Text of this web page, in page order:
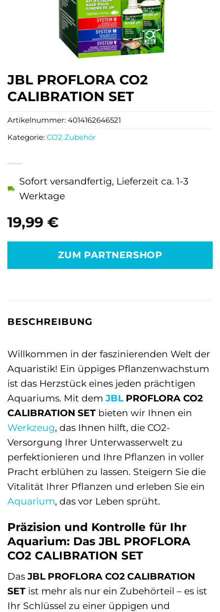
JBL PROFLORA CO2
CALIBRATION SET
19,99 €
Sofort versandfertig, Lieferzeit ca. 1-3
Werktage
ZUM PARTNERSHOP
Artikelnummer: 4014162646521
Kategorie: CO2 Zubehör
BESCHREIBUNG
Willkommen in der faszinierenden Welt der
Aquaristik! Ein üppiges Pflanzenwachstum
ist das Herzstück eines jeden prächtigen
Aquariums. Mit demJBLPROFLORA CO2
CALIBRATION SET bieten wir Ihnen ein
Werkzeug, das Ihnen hilft, die CO2-
Versorgung Ihrer Unterwasserwelt zu
perfektionieren und Ihre Pflanzen in voller
Pracht erblühen zu lassen. Steigern Sie die
Vitalität Ihrer Pflanzen und erleben Sie ein
Aquarium, das vor Leben sprüht.
Präzision und Kontrolle für Ihr
Aquarium: Das JBL PROFLORA
CO2 CALIBRATION SET
DasJBL PROFLORA CO2 CALIBRATION
SET ist mehr als nur ein Zubehörteil – es ist
Ihr Schlüssel zu einer üppigen und